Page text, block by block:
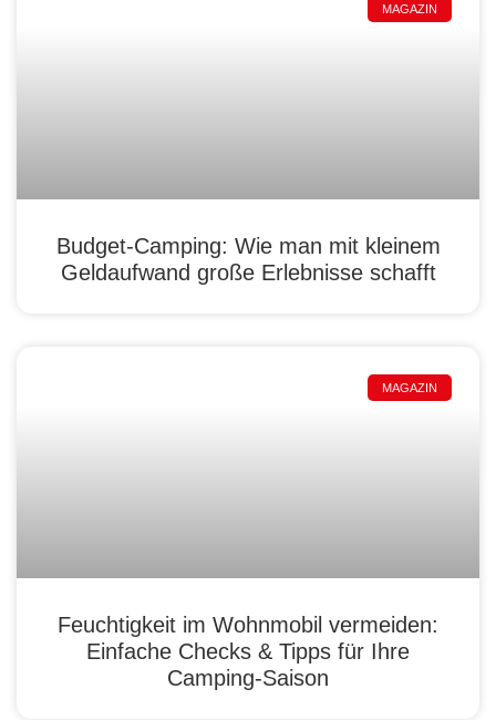
MAGAZIN
Budget-Camping: Wie man mit kleinem
Geldaufwand große Erlebnisse schafft
MAGAZIN
Feuchtigkeit im Wohnmobil vermeiden:
Einfache Checks & Tipps für Ihre
Camping-Saison